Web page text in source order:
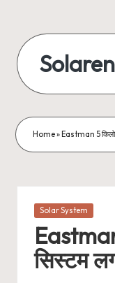
content
बिजली
Home» Eastman 5
Posted
Solar System
सिस्टम